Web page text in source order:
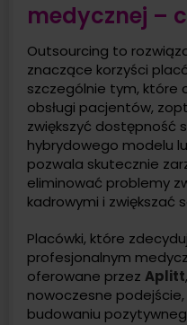
medycznej –
Outsourcing to
znaczące korzyści
szczególnie tym, które
obsługi pacjentów,
zwiększyć dostępność
hybrydowego modelu
pozwala skutecznie
eliminować problemy
kadrowymi i zwiększać
Placówki, które
profesjonalnym
oferowane przez Aplitt
nowoczesne
budowaniu